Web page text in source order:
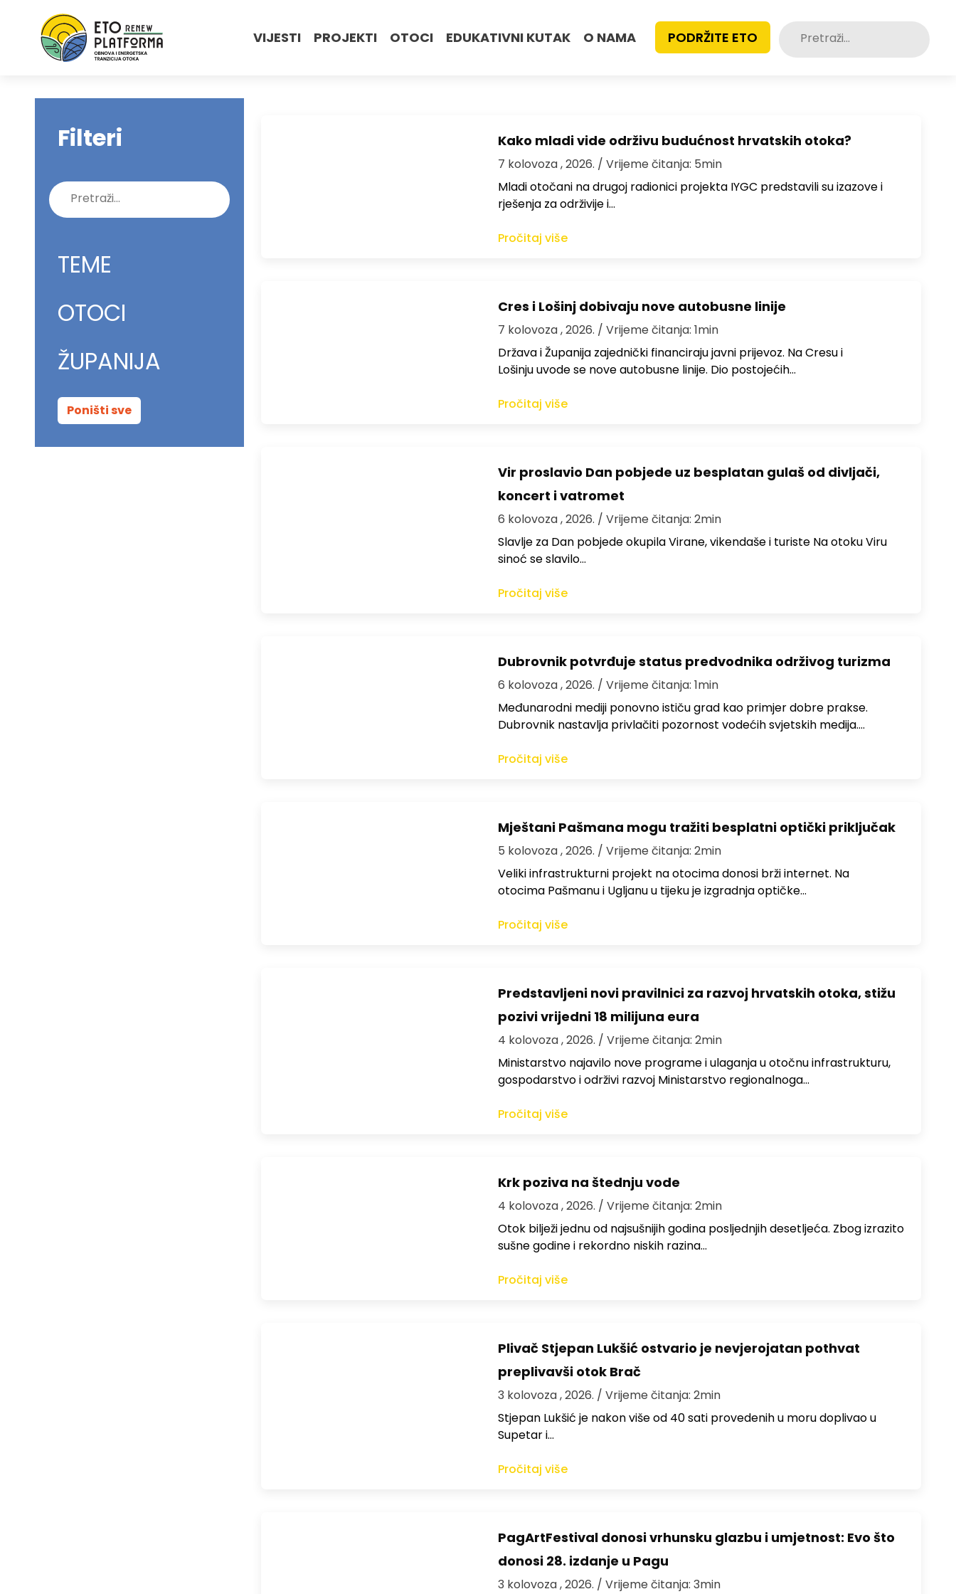
VIJESTI PROJEKTI OTOCI EDUKATIVNI KUTAK O NAMA PODRŽITE ETO Pretraži:
Filteri
Pretraži:
TEME
OTOCI
ŽUPANIJA
Poništi sve
Kako mladi vide održivu budućnost hrvatskih otoka?
7 kolovoza , 2026. / Vrijeme čitanja: 5min
Mladi otočani na drugoj radionici projekta IYGC predstavili su izazove i
rješenja za održivije i…
Pročitaj više
Cres i Lošinj dobivaju nove autobusne linije
7 kolovoza , 2026. / Vrijeme čitanja: 1min
Država i Županija zajednički financiraju javni prijevoz. Na Cresu i
Lošinju uvode se nove autobusne linije. Dio postojećih…
Pročitaj više
Vir proslavio Dan pobjede uz besplatan gulaš od divljači,
koncert i vatromet
6 kolovoza , 2026. / Vrijeme čitanja: 2min
Slavlje za Dan pobjede okupila Virane, vikendaše i turiste Na otoku Viru
sinoć se slavilo…
Pročitaj više
Dubrovnik potvrđuje status predvodnika održivog turizma
6 kolovoza , 2026. / Vrijeme čitanja: 1min
Međunarodni mediji ponovno ističu grad kao primjer dobre prakse.
Dubrovnik nastavlja privlačiti pozornost vodećih svjetskih medija.…
Pročitaj više
Mještani Pašmana mogu tražiti besplatni optički priključak
5 kolovoza , 2026. / Vrijeme čitanja: 2min
Veliki infrastrukturni projekt na otocima donosi brži internet. Na
otocima Pašmanu i Ugljanu u tijeku je izgradnja optičke…
Pročitaj više
Predstavljeni novi pravilnici za razvoj hrvatskih otoka, stižu
pozivi vrijedni 18 milijuna eura
4 kolovoza , 2026. / Vrijeme čitanja: 2min
Ministarstvo najavilo nove programe i ulaganja u otočnu infrastrukturu,
gospodarstvo i održivi razvoj Ministarstvo regionalnoga…
Pročitaj više
Krk poziva na štednju vode
4 kolovoza , 2026. / Vrijeme čitanja: 2min
Otok bilježi jednu od najsušnijih godina posljednjih desetljeća. Zbog izrazito
sušne godine i rekordno niskih razina…
Pročitaj više
Plivač Stjepan Lukšić ostvario je nevjerojatan pothvat
preplivavši otok Brač
3 kolovoza , 2026. / Vrijeme čitanja: 2min
St​jepan Lukšić je nakon više od 40 sati provedenih u moru doplivao u
Supetar i…
Pročitaj više
PagArtFestival donosi vrhunsku glazbu i umjetnost: Evo što
donosi 28. izdanje u Pagu
3 kolovoza , 2026. / Vrijeme čitanja: 3min